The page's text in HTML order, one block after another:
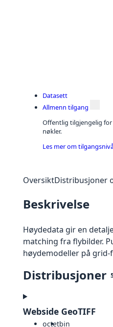
Datasett
Allmenn tilgang
Offentlig tilgjengelig for
nøkler.
Les mer om
OversiktDistribusjoner
Beskrivelse
Høydedata gir en
matching fra flybilder.
høydemodeller på
Distribusjoner
Webside GeoTIFF
octetbin